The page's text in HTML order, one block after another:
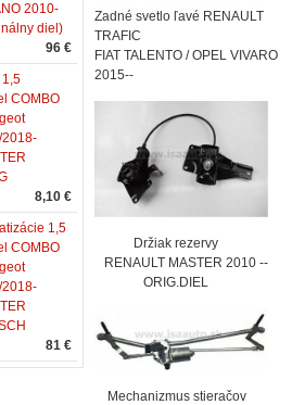
2010-
diel)
96 €
COMBO
2018-
8,10 €
1,5
COMBO
2018-
81 €
Zadné svetlo ľavé RENAULT
TRAFIC
FIAT TALENTO / OPEL VIVARO
2015--
Držiak rezervy
RENAULT MASTER 2010 --
ORIG.DIEL
Mechanizmus stieračov